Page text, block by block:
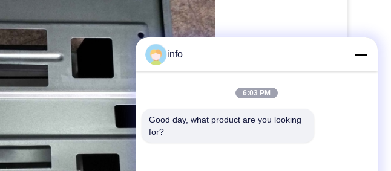
info
6:03 PM
Good day, what product are you looking
for?